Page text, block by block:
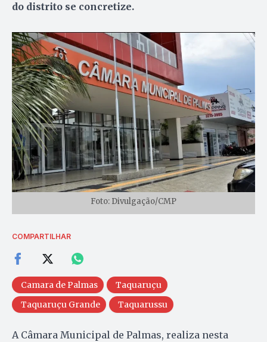
do distrito se concretize.
Foto: Divulgação/CMP
COMPARTILHAR
Camara de Palmas
Taquaruçu
Taquaruçu Grande
Taquarussu
A Câmara Municipal de Palmas, realiza nesta